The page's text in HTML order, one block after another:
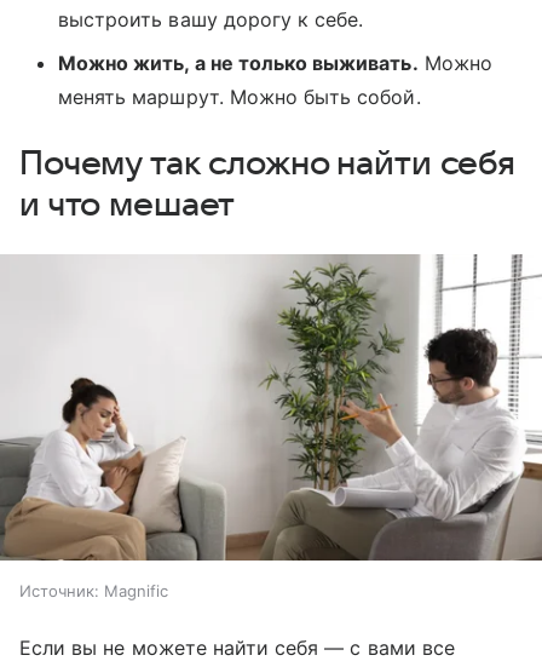
выстроить вашу дорогу к себе.
Можно жить, а не только выживать. Можно
менять маршрут. Можно быть собой.
Почему так сложно найти себя
и что мешает
Источник: Magnific
Если вы не можете найти себя — с вами все